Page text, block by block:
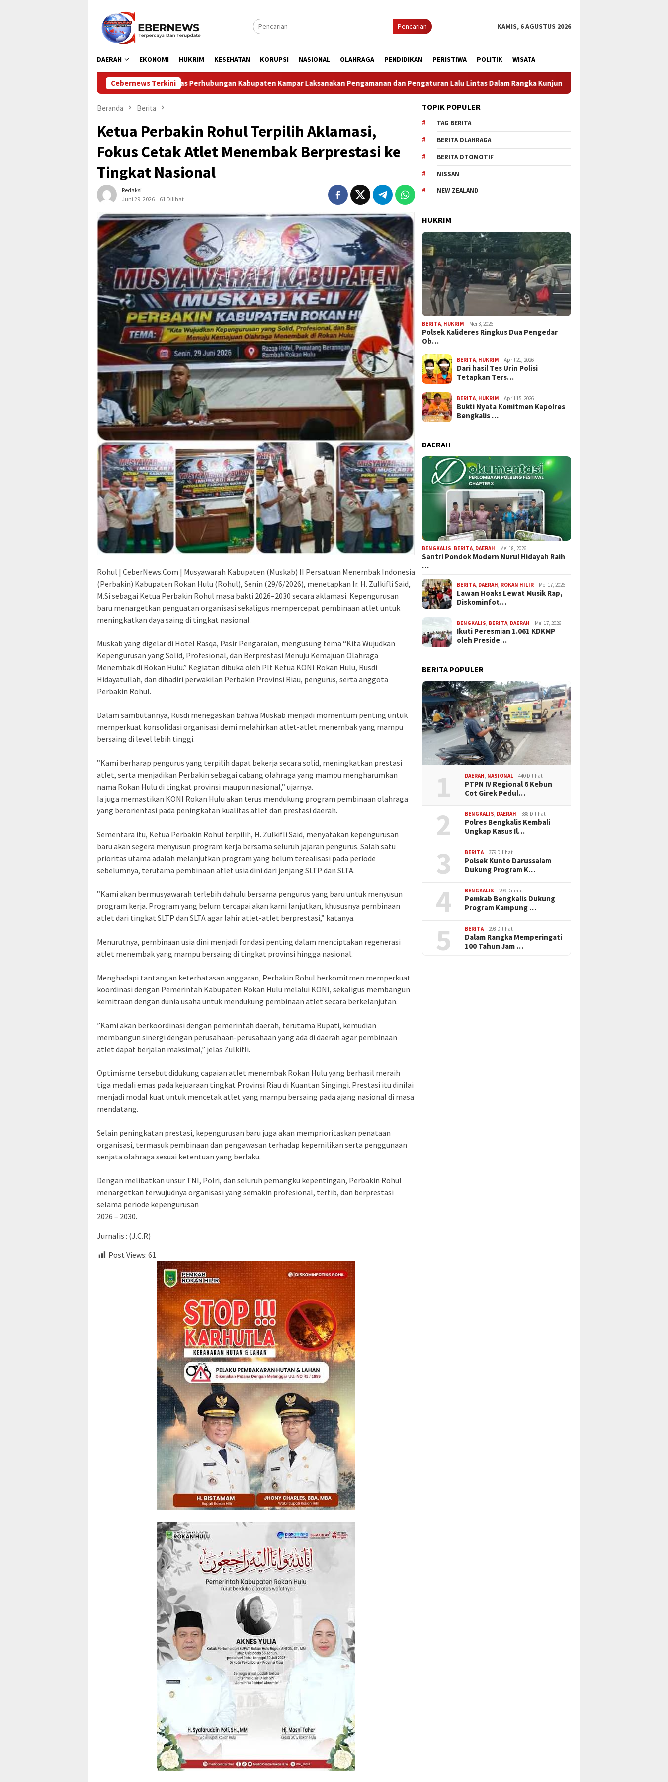
konten
Pencarian KAMIS, 6 AGUSTUS 2026
DAERAH EKONOMI HUKRIM KESEHATAN KORUPSI NASIONAL OLAHRAGA PENDIDIKAN PERISTIWA POLITIK WISATA
Cebernews Terkini
Dinas Perhubungan Kabupaten Kampar Laksanakan Pengamanan dan Pengaturan Lalu Lintas Dalam Rangka Kunjungan Menteri Pertahanan RI
Beranda Berita
Ketua Perbakin Rohul Terpilih Aklamasi,
Fokus Cetak Atlet Menembak Berprestasi ke
Tingkat Nasional
Redaksi
Juni 29, 2026
61 Dilihat
Rohul | CeberNews.Com | Musyawarah Kabupaten (Muskab) II Persatuan Menembak Indonesia
(Perbakin) Kabupaten Rokan Hulu (Rohul), Senin (29/6/2026), menetapkan Ir. H. Zulkifli Said,
M.Si sebagai Ketua Perbakin Rohul masa bakti 2026–2030 secara aklamasi. Kepengurusan
baru menargetkan penguatan organisasi sekaligus mempercepat pembinaan atlet untuk
meningkatkan daya saing di tingkat nasional.
‎Muskab yang digelar di Hotel Rasqa, Pasir Pengaraian, mengusung tema “Kita Wujudkan
Kepengurusan yang Solid, Profesional, dan Berprestasi Menuju Kemajuan Olahraga
Menembak di Rokan Hulu.” Kegiatan dibuka oleh Plt Ketua KONI Rokan Hulu, Rusdi
Hidayatullah, dan dihadiri perwakilan Perbakin Provinsi Riau, pengurus, serta anggota
Perbakin Rohul.
‎Dalam sambutannya, Rusdi menegaskan bahwa Muskab menjadi momentum penting untuk
memperkuat konsolidasi organisasi demi melahirkan atlet-atlet menembak yang mampu
bersaing di level lebih tinggi.
‎”Kami berharap pengurus yang terpilih dapat bekerja secara solid, meningkatkan prestasi
atlet, serta menjadikan Perbakin sebagai cabang olahraga yang mampu mengharumkan
nama Rokan Hulu di tingkat provinsi maupun nasional,” ujarnya.
‎Ia juga memastikan KONI Rokan Hulu akan terus mendukung program pembinaan olahraga
yang berorientasi pada peningkatan kualitas atlet dan prestasi daerah.
‎Sementara itu, Ketua Perbakin Rohul terpilih, H. Zulkifli Said, menyatakan kepengurusan
baru akan segera menyusun program kerja bersama seluruh jajaran pengurus. Salah satu
prioritas utama adalah melanjutkan program yang belum terealisasi pada periode
sebelumnya, terutama pembinaan atlet usia dini dari jenjang SLTP dan SLTA.
‎”Kami akan bermusyawarah terlebih dahulu bersama pengurus yang baru untuk menyusun
program kerja. Program yang belum tercapai akan kami lanjutkan, khususnya pembinaan
atlet dari tingkat SLTP dan SLTA agar lahir atlet-atlet berprestasi,” katanya.
‎Menurutnya, pembinaan usia dini menjadi fondasi penting dalam menciptakan regenerasi
atlet menembak yang mampu bersaing di tingkat provinsi hingga nasional.
‎Menghadapi tantangan keterbatasan anggaran, Perbakin Rohul berkomitmen memperkuat
koordinasi dengan Pemerintah Kabupaten Rokan Hulu melalui KONI, sekaligus membangun
kemitraan dengan dunia usaha untuk mendukung pembinaan atlet secara berkelanjutan.
‎”Kami akan berkoordinasi dengan pemerintah daerah, terutama Bupati, kemudian
membangun sinergi dengan perusahaan-perusahaan yang ada di daerah agar pembinaan
atlet dapat berjalan maksimal,” jelas Zulkifli.
‎Optimisme tersebut didukung capaian atlet menembak Rokan Hulu yang berhasil meraih
tiga medali emas pada kejuaraan tingkat Provinsi Riau di Kuantan Singingi. Prestasi itu dinilai
menjadi modal kuat untuk mencetak atlet yang mampu bersaing pada ajang nasional di masa
mendatang.
‎Selain peningkatan prestasi, kepengurusan baru juga akan memprioritaskan penataan
organisasi, termasuk pembinaan dan pengawasan terhadap kepemilikan serta penggunaan
senjata olahraga sesuai ketentuan yang berlaku.
‎Dengan melibatkan unsur TNI, Polri, dan seluruh pemangku kepentingan, Perbakin Rohul
menargetkan terwujudnya organisasi yang semakin profesional, tertib, dan berprestasi
selama periode kepengurusan
2026 – 2030.
Jurnalis : (J.C.R)
Post Views: 61
TOPIK POPULER
TAG BERITA
BERITA OLAHRAGA
BERITA OTOMOTIF
NISSAN
NEW ZEALAND
HUKRIM
BERITA HUKRIM Mei 3, 2026
Polsek Kalideres Ringkus Dua Pengedar
Ob…
BERITA HUKRIM April 21, 2026
Dari hasil Tes Urin Polisi
Tetapkan Ters…
BERITA HUKRIM April 15, 2026
Bukti Nyata Komitmen Kapolres
Bengkalis …
DAERAH
BENGKALIS BERITA DAERAH Mei 18, 2026
Santri Pondok Modern Nurul Hidayah Raih
…
BERITA DAERAH ROKAN HILIR Mei 17, 2026
Lawan Hoaks Lewat Musik Rap,
Diskominfot…
BENGKALIS BERITA DAERAH Mei 17, 2026
Ikuti Peresmian 1.061 KDKMP
oleh Preside…
BERITA POPULER
1 DAERAH, NASIONAL 440 Dilihat
PTPN IV Regional 6 Kebun
Cot Girek Pedul…
2 BENGKALIS, DAERAH 388 Dilihat
Polres Bengkalis Kembali
Ungkap Kasus Il…
3 BERITA 379 Dilihat
Polsek Kunto Darussalam
Dukung Program K…
4 BENGKALIS 299 Dilihat
Pemkab Bengkalis Dukung
Program Kampung …
5 BERITA 298 Dilihat
Dalam Rangka Memperingati
100 Tahun Jam …